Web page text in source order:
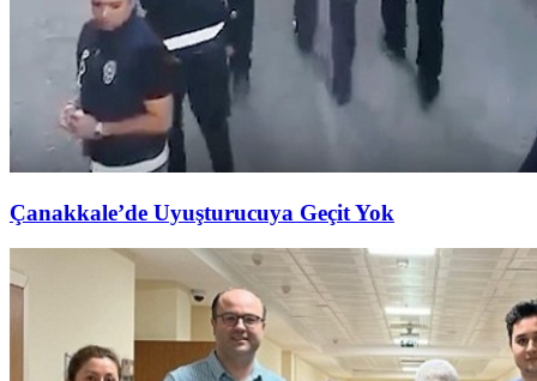
Çanakkale’de Uyuşturucuya Geçit Yok